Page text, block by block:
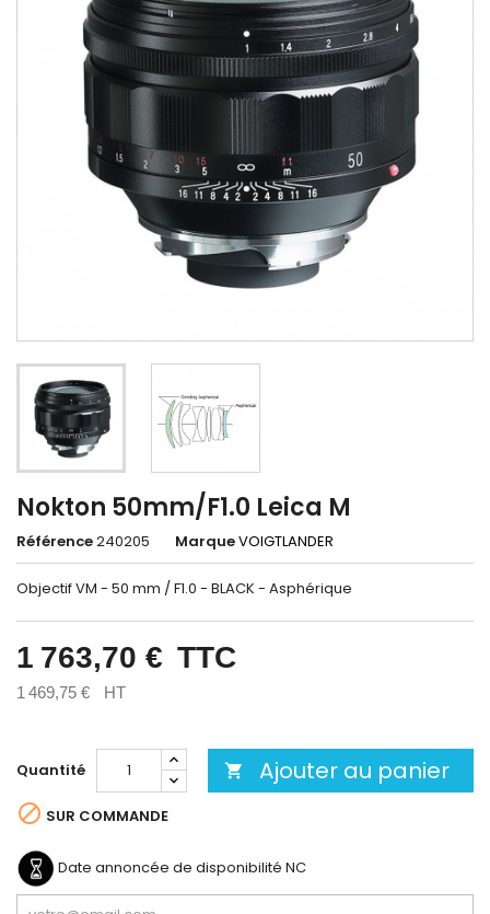
Nokton 50mm/F1.0 Leica M
Référence240205 MarqueVOIGTLANDER
Objectif VM - 50 mm / F1.0 - BLACK - Asphérique
1 763,70 € TTC
1 469,75 € HT
Quantité  Ajouter au panier
 SUR COMMANDE
Date annoncée de disponibilité NC